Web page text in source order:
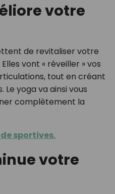
votre
de revitaliser votre
vont « réveiller » vos
tout en créant
yoga va ainsi vous
complètement la
sportives.
votre